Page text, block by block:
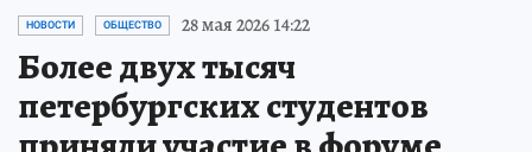
НОВОСТИ ОБЩЕСТВО 28 мая 2026 14:22
Более двух тысяч
петербургских студентов